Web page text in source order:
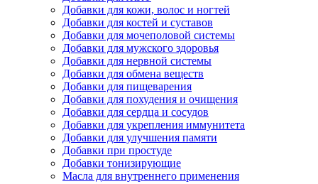
Добавки для кожи, волос и ногтей
Добавки для костей и суставов
Добавки для мочеполовой системы
Добавки для мужского здоровья
Добавки для нервной системы
Добавки для обмена веществ
Добавки для пищеварения
Добавки для похудения и очищения
Добавки для сердца и сосудов
Добавки для укрепления иммунитета
Добавки для улучшения памяти
Добавки при простуде
Добавки тонизирующие
Масла для внутреннего применения